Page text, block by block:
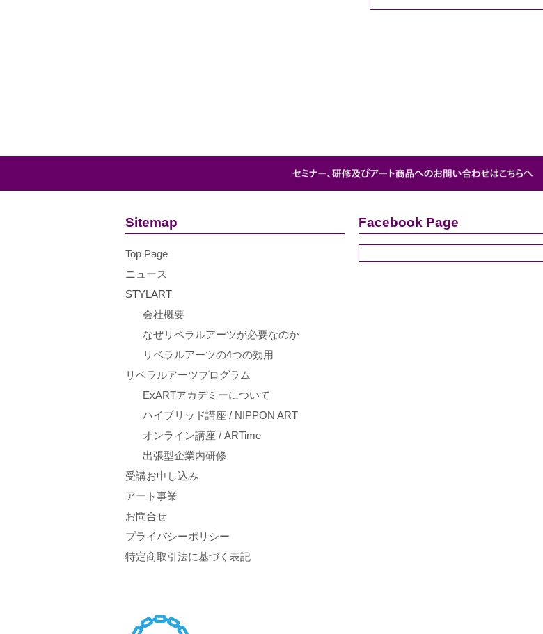
Sitemap
Top Page
ニュース
STYLART
会社概要
なぜリベラルアーツが必要なのか
リベラルアーツの4つの効用
リベラルアーツプログラム
ExARTアカデミーについて
ハイブリッド講座 / NIPPON ART
オンライン講座 / ARTime
出張型企業内研修
受講お申し込み
アート事業
お問合せ
プライバシーポリシー
特定商取引法に基づく表記
Facebook Page